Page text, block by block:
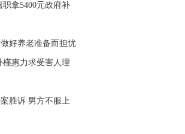
拿5400元政府补
好养老准备而担忧
惠力求受害人理
胜诉 男方不服上